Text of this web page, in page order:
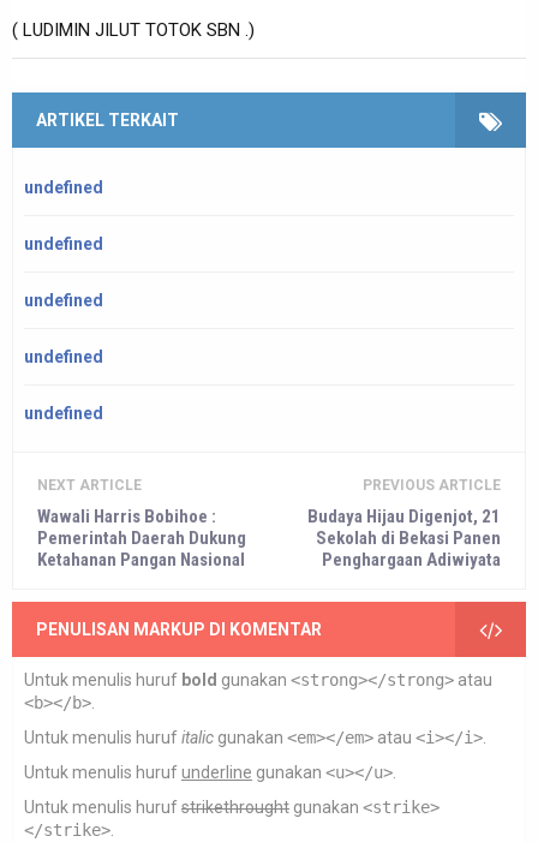
( LUDIMIN JILUT TOTOK SBN .)
ARTIKEL TERKAIT
undefined
undefined
undefined
undefined
undefined
NEXT ARTICLE
Wawali Harris Bobihoe :
Pemerintah Daerah Dukung
Ketahanan Pangan Nasional
PREVIOUS ARTICLE
Budaya Hijau Digenjot, 21
Sekolah di Bekasi Panen
Penghargaan Adiwiyata
PENULISAN MARKUP DI KOMENTAR
Untuk menulis huruf bold gunakan <strong></strong> atau
<b></b>.
Untuk menulis hurufitalic gunakan <em></em> atau <i></i>.
Untuk menulis hurufunderline gunakan <u></u>.
Untuk menulis hurufstrikethrought gunakan <strike>
</strike>.